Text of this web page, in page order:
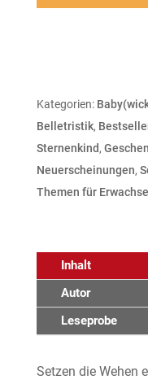
Kategorien:
Belletristik,
Sternenkind,
Neuerscheinungen,
Themen für
Inhalt
Autor
Leseprobe
Setzen die Wehen